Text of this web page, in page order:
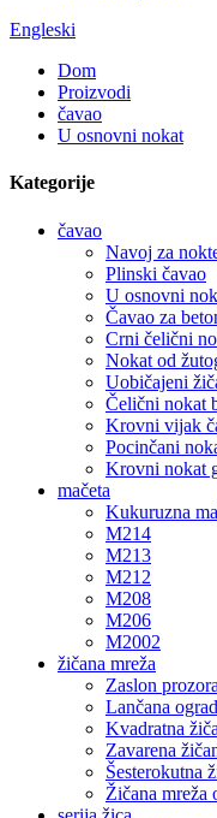
Engleski
Dom
Proizvodi
čavao
U osnovni nokat
Kategorije
čavao
Navoj za
Plinski čavao
U osnovni
Čavao za
Crni čelični
Nokat od
Uobičajeni
Čelični nokat
Krovni vijak
Pocinčani
Krovni nokat
mačeta
Kukuruzna
M214
M213
M212
M208
M206
M2002
žičana mreža
Zaslon prozora
Lančana
Kvadratna
Zavarena
Šesterokutna
Žičana mreža